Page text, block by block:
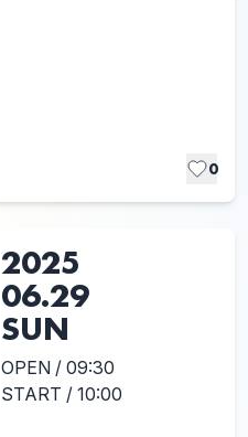
0
2025
06.29
SUN
OPEN / 09:30
START / 10:00